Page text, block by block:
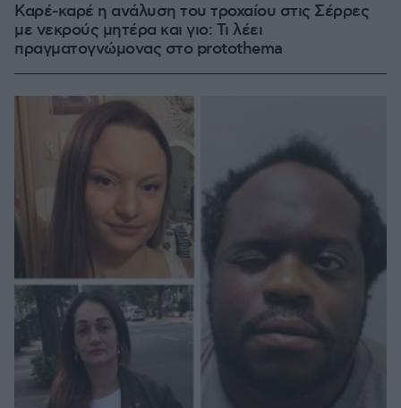
Καρέ-καρέ η ανάλυση του τροχαίου στις Σέρρες
με νεκρούς μητέρα και γιο: Τι λέει
πραγματογνώμονας στο protothema